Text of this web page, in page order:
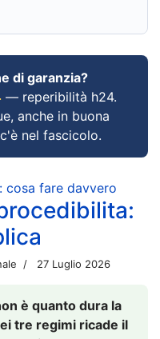
di garanzia?
— reperibilità h24.
anche in buona
nel fascicolo.
cosa fare davvero
27 Luglio 2026
è quanto dura la
tre regimi ricade il